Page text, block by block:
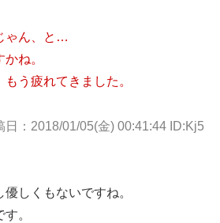
ゃん、と…
ね。
う疲れてきました。
日：2018/01/05(金) 00:41:44 ID:Kj5
しくもないですね。
。